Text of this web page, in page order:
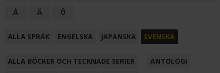
Å
Ä Ö
ALLA SPRÅK ENGELSKA JAPANSKA SVENSKA
ALLA BÖCKER OCH TECKNADE SERIER
ANTOLOGI